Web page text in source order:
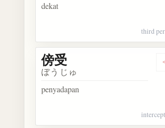
dekat
third
傍受
ぼうじゅ
penyadapan